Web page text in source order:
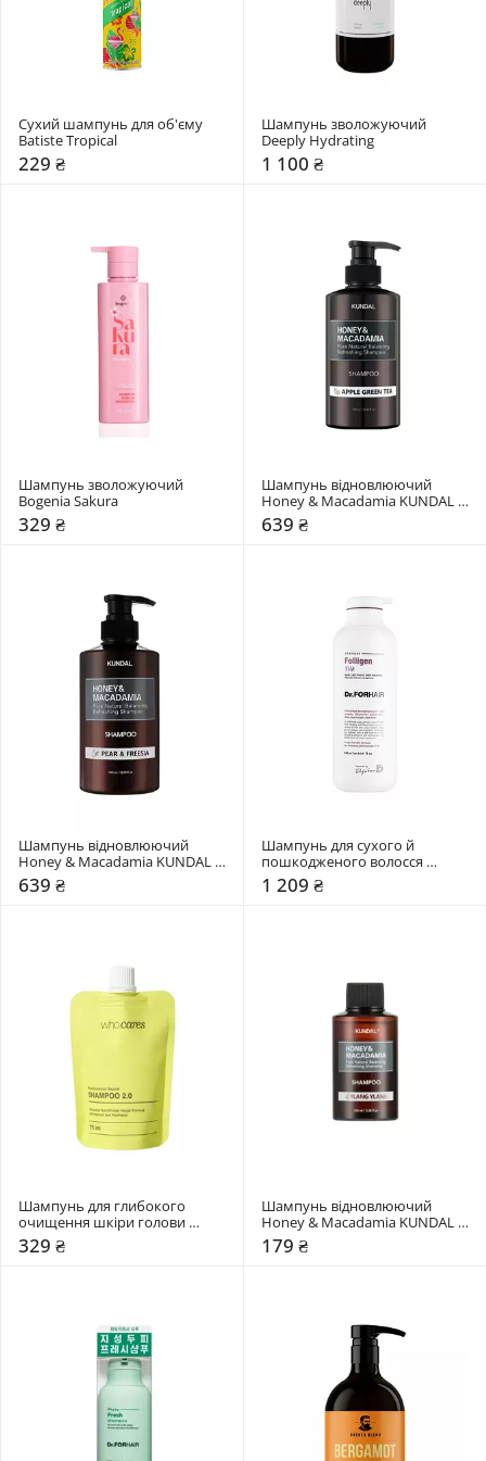
Сухий шампунь для об'єму
Batiste Tropical
229 ₴
Шампунь зволожуючий
Deeply Hydrating
1 100 ₴
Шампунь зволожуючий
Bogenia Sakura
329 ₴
Шампунь відновлюючий
Honey & Macadamia KUNDAL
"Apple Green Tea"
639 ₴
Шампунь відновлюючий
Honey & Macadamia KUNDAL
"Pear & Freesia"
639 ₴
Шампунь для сухого й
пошкодженого волосся
Dr.FORHAIR Folligen Silk
1 209 ₴
Шампунь для глибокого
очищення шкіри голови
WhoCares 2.0 Fundamental
Repair
329 ₴
Шампунь відновлюючий
Honey & Macadamia KUNDAL
"Ylang Ylang"
179 ₴